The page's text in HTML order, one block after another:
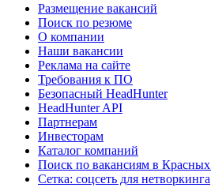
Размещение вакансий
Поиск по резюме
О компании
Наши вакансии
Реклама на сайте
Требования к ПО
Безопасный HeadHunter
HeadHunter API
Партнерам
Инвесторам
Каталог компаний
Поиск по вакансиям в Красных
Сетка: соцсеть для нетворкинга